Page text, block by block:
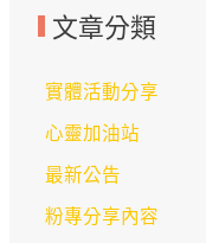
文章分類
實體活動分享
心靈加油站
最新公告
粉專分享內容